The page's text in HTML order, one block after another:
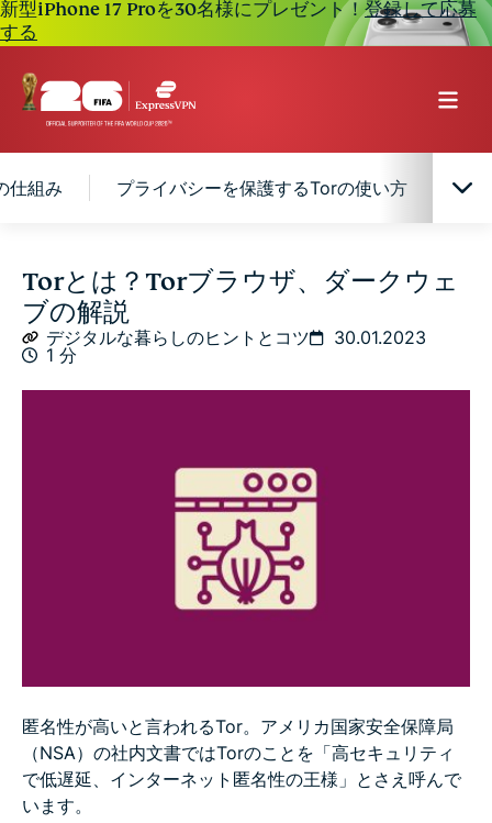
新型iPhone 17 Proを30名様にプレゼント！登録して応募
する
仕組み プライバシーを保護するTorの使い方 Tor
Torとは？
意外と知られていないTorの歴史
Torの仕組み
よくある質問：TorとTorブラウザ
Torとは？Torブラウザ、ダークウェ
ブの解説
デジタルな暮らしのヒントとコツ
30.01.2023
1 分
匿名性が高いと言われるTor。アメリカ国家安全保障局
（NSA）の社内文書ではTorのことを「高セキュリティ
で低遅延、インターネット匿名性の王様」とさえ呼んで
います。